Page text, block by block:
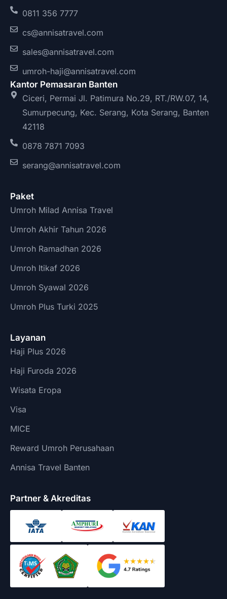
0811 356 7777
cs@annisatravel.com
sales@annisatravel.com
umroh-haji@annisatravel.com
Kantor Pemasaran Banten
Ciceri, Permai Jl. Patimura No.29, RT./RW.07, 14,
Sumurpecung, Kec. Serang, Kota Serang, Banten
42118
0878 7871 7093
serang@annisatravel.com
Paket
Umroh Milad Annisa Travel
Umroh Akhir Tahun 2026
Umroh Ramadhan 2026
Umroh Itikaf 2026
Umroh Syawal 2026
Umroh Plus Turki 2025
Layanan
Haji Plus 2026
Haji Furoda 2026
Wisata Eropa
Visa
MICE
Reward Umroh Perusahaan
Annisa Travel Banten
Partner & Akreditas